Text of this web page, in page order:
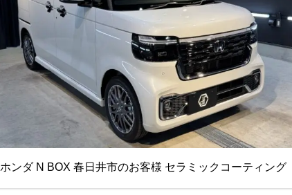
ホンダ N BOX 春日井市のお客様 セラミックコーティング